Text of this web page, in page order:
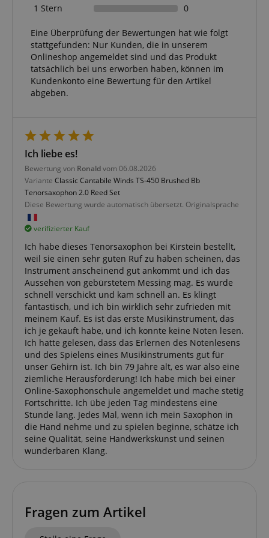
1 Stern
0
Eine Überprüfung der Bewertungen hat wie folgt
stattgefunden: Nur Kunden, die in unserem
Onlineshop angemeldet sind und das Produkt
tatsächlich bei uns erworben haben, können im
Kundenkonto eine Bewertung für den Artikel
abgeben.
Ich liebe es!
Bewertung von Ronaldvom 06.08.2026
Variante Classic Cantabile Winds TS-450 Brushed Bb
Tenorsaxophon 2.0 Reed Set
Diese Bewertung wurde automatisch übersetzt. Originalsprache
verifizierter Kauf
Ich habe dieses Tenorsaxophon bei Kirstein bestellt,
weil sie einen sehr guten Ruf zu haben scheinen, das
Instrument anscheinend gut ankommt und ich das
Aussehen von gebürstetem Messing mag. Es wurde
schnell verschickt und kam schnell an. Es klingt
fantastisch, und ich bin wirklich sehr zufrieden mit
meinem Kauf. Es ist das erste Musikinstrument, das
ich je gekauft habe, und ich konnte keine Noten lesen.
Ich hatte gelesen, dass das Erlernen des Notenlesens
und des Spielens eines Musikinstruments gut für
unser Gehirn ist. Ich bin 79 Jahre alt, es war also eine
ziemliche Herausforderung! Ich habe mich bei einer
Online-Saxophonschule angemeldet und mache stetig
Fortschritte. Ich übe jeden Tag mindestens eine
Stunde lang. Jedes Mal, wenn ich mein Saxophon in
die Hand nehme und zu spielen beginne, schätze ich
seine Qualität, seine Handwerkskunst und seinen
wunderbaren Klang.
Fragen zum Artikel
werden, um einen bestimmten Besucher direkt zu
zoovu-
vid-
www.kirstein.at
user (what
which page
Datenschutzerklärung